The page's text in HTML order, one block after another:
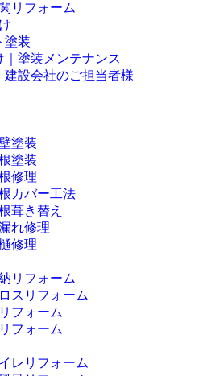
リフォーム
塗装
｜塗装メンテナンス
建設会社のご担当者様
塗装
塗装
修理
カバー工法
葺き替え
れ修理
修理
リフォーム
スリフォーム
フォーム
フォーム
イレリフォーム